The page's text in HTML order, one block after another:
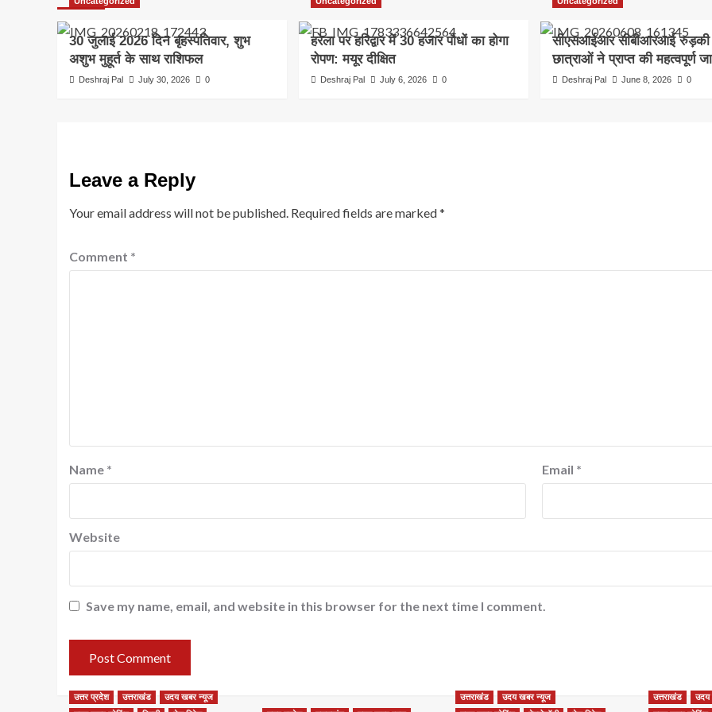
30 जुलाई 2026 दिन बृहस्पतिवार, शुभ
अशुभ मुहूर्त के साथ राशिफल
Deshraj Pal July 30, 2026 0
हरेला पर हरिद्वार में 30 हजार पौधों का होगा
रोपण: मयूर दीक्षित
Deshraj Pal July 6, 2026 0
सीएसआईआर सीबीआरआई रुड़की
छात्राओं ने प्राप्त की महत्वपूर्ण
Deshraj Pal June 8, 2026 0
Leave a Reply
Your email address will not be published. Required fields are marked*
Comment *
Name * Email *
Website
Save my name, email, and website in this browser for the next time I comment.
उत्तर प्रदेश उत्तराखंड
उदय खबर न्यूज
उत्तराखंड
उदय खबर न्यूज
उत्तराखंड
उदय